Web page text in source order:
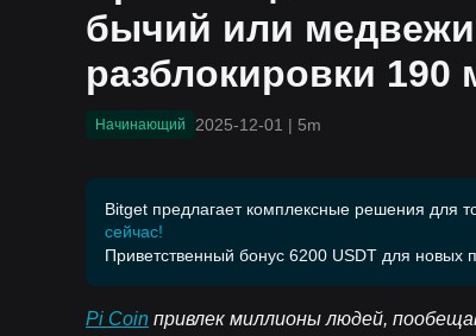
бычий или
разблокировки
Начинающий 2025-12-01 | 5m
Bitget предлагает комплексные решения для
сейчас!
Приветственный бонус 6200 USDT для новых
Pi Coin привлек миллионы людей,